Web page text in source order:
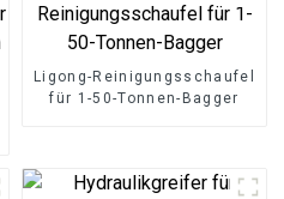
Ligong-Reinigungsschaufel
für 1-50-Tonnen-Bagger